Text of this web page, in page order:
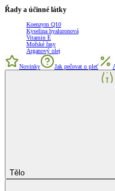
Řady a účinné látky
Koenzym Q10
Kyselina hyaluronová
Vitamin E
Mořské řasy
Arganový olej
Novinky Jak pečovat o pleť
Tělo